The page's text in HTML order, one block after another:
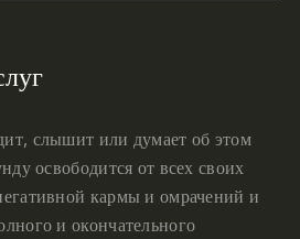
слышит или думает об этом
освободится от всех своих
кармы и омрачений и
и окончательного